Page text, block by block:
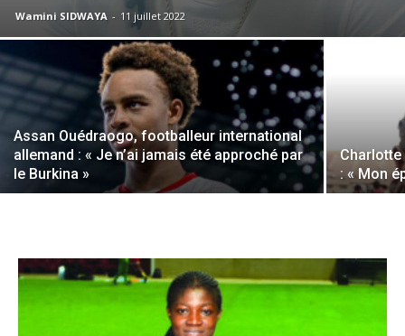
Wamini SIDWAYA - 11 juillet 2022
Assan Ouédraogo, footballeur international
allemand : « Je n’ai jamais été approché par
le Burkina »
: « Mon